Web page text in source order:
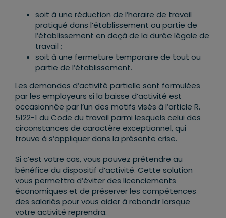
soit à une réduction de l’horaire de travail
pratiqué dans l’établissement ou partie de
l’établissement en deçà de la durée légale de
travail ;
soit à une fermeture temporaire de tout ou
partie de l’établissement.
Les demandes d’activité partielle sont formulées
par les employeurs si la baisse d’activité est
occasionnée par l’un des motifs visés à l’article R.
5122-1 du Code du travail parmi lesquels celui des
circonstances de caractère exceptionnel, qui
trouve à s’appliquer dans la présente crise.
Si c’est votre cas, vous pouvez prétendre au
bénéfice du dispositif d’activité. Cette solution
vous permettra d’éviter des licenciements
économiques et de préserver les compétences
des salariés pour vous aider à rebondir lorsque
votre activité reprendra.